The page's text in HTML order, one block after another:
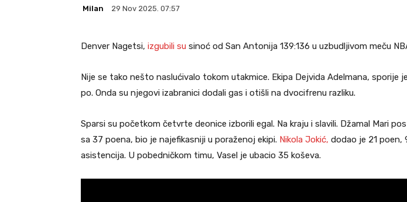
Milan 29 Nov 2025. 07:57
Denver Nagetsi, izgubili su sinoć od San Antonija 139:136 u uzbudljivom meču
Nije se tako nešto naslućivalo tokom utakmice. Ekipa Dejvida Adelmana, sporije
po. Onda su njegovi izabranici dodali gas i otišli na dvocifrenu razliku.
Sparsi su početkom četvrte deonice izborili egal. Na kraju i slavili. Džamal Mari
sa 37 poena, bio je najefikasniji u poraženoj ekipi. Nikola Jokić, dodao je 21 poen,
asistencija. U pobedničkom timu, Vasel je ubacio 35 koševa.